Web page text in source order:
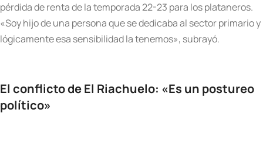
pérdida de renta de la temporada 22-23 para los plataneros.
«Soy hijo de una persona que se dedicaba al sector primario y
lógicamente esa sensibilidad la tenemos», subrayó.
El conflicto de El Riachuelo: «Es un postureo
político»